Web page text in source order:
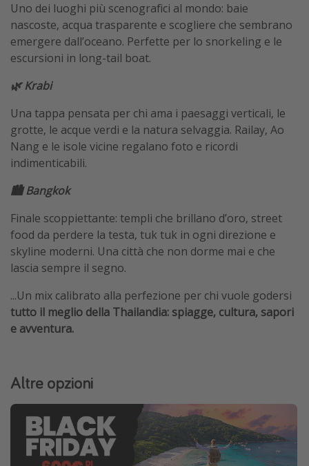
Uno dei luoghi più scenografici al mondo: baie
nascoste, acqua trasparente e scogliere che sembrano
emergere dall’oceano. Perfette per lo snorkeling e le
escursioni in long-tail boat.
🌿 Krabi
Una tappa pensata per chi ama i paesaggi verticali, le
grotte, le acque verdi e la natura selvaggia. Railay, Ao
Nang e le isole vicine regalano foto e ricordi
indimenticabili.
🏙️ Bangkok
Finale scoppiettante: templi che brillano d’oro, street
food da perdere la testa, tuk tuk in ogni direzione e
skyline moderni. Una città che non dorme mai e che
lascia sempre il segno.
...Un mix calibrato alla perfezione per chi vuole godersi
tutto il meglio della Thailandia: spiagge, cultura, sapori
e avventura.
Altre opzioni